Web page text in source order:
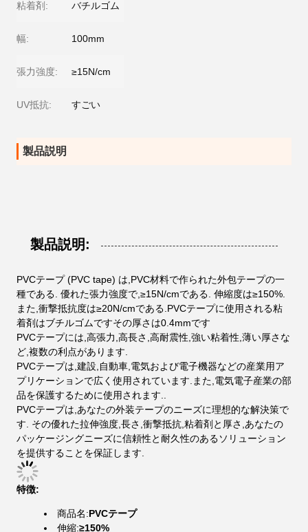
粘着剤: バチルゴム
幅: 100mm
張力強度: ≥15N/cm
UV抵抗: すごい
製品説明
製品説明:
PVCテープ (PVC tape) は,PVC材料で作られた外包テープの一
種である. 優れた張力強度で,≥15N/cmである. 伸縮度は≥150%.
また,衝撃抵抗度は≥20N/cmである.PVCテープに使用される粘
着剤はブチルゴムですその厚さは0.4mmです
PVCテープには,高張力,高長さ,高耐震性,強い粘着性,薄い厚さな
ど,複数の利点があります.
PVCテープは,建設,自動車,電気および電子機器などの産業用ア
プリケーションで広く使用されています.また,電気電子産業の部
品を保護するために使用されます..
PVCテープは,あなたの外装テープのニーズに理想的な解決策で
す. その優れた拉伸強度,長さ,衝撃抵抗,粘着剤と厚さ,あなたの
パッケージングニーズに信頼性と耐久性のあるソリューション
を提供することを保証します.
特徴:
商品名:PVCテープ
伸縮:≥150%